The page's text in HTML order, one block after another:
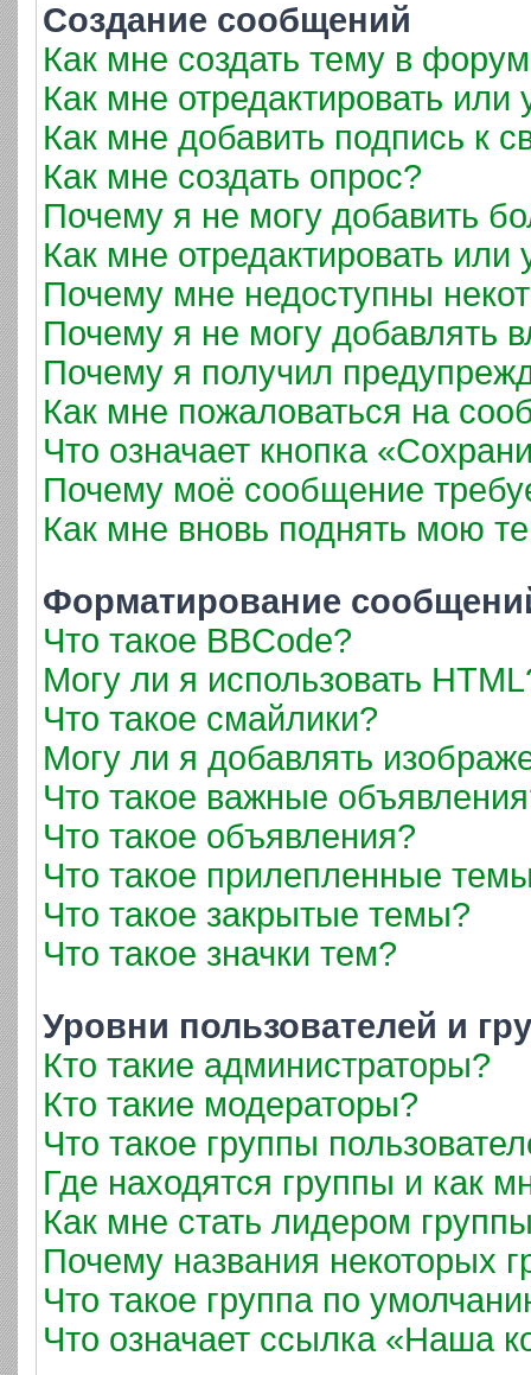
Создание сообщений
Как мне создать тему в
Как мне отредактировать
Как мне добавить подпись к
Как мне создать опрос?
Почему я не могу добавить
Как мне отредактировать или
Почему мне недоступны
Почему я не могу добавлять
Почему я получил
Как мне пожаловаться на
Что означает кнопка
Почему моё сообщение
Как мне вновь поднять мою
Форматирование
Что такое BBCode?
Могу ли я использовать
Что такое смайлики?
Могу ли я добавлять
Что такое важные
Что такое объявления?
Что такое прилепленные
Что такое закрытые темы?
Что такое значки тем?
Уровни пользователей и
Кто такие администраторы?
Кто такие модераторы?
Что такое группы
Где находятся группы и как
Как мне стать лидером
Почему названия некоторых
Что такое группа по
Что означает ссылка «Наша